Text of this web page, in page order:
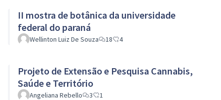
II mostra de botânica da universidade
federal do paraná
Wellinton Luiz De Souza 18 4
Projeto de Extensão e Pesquisa Cannabis,
Saúde e Território
Angeliana Rebello 3 1